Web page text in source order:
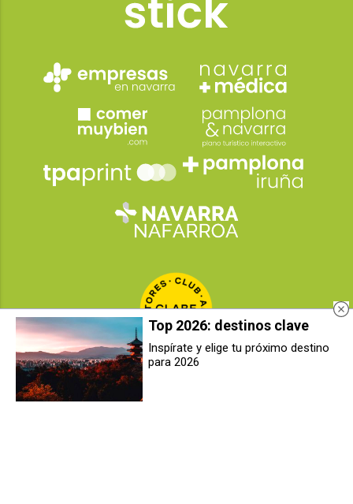
[VIDEO] 'La Cuadrilla', de la
pamplonesa Marta Garatea
anunciará los Sanfermines 2026
[VIDEO] Chivite defiende al
Top 2026: destinos clave
Inspírate y elige tu próximo destino
para 2026